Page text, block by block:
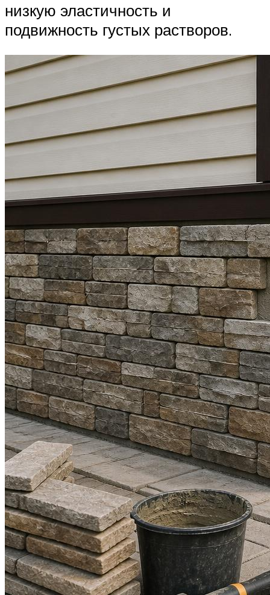
низкую эластичность и
подвижность густых растворов.